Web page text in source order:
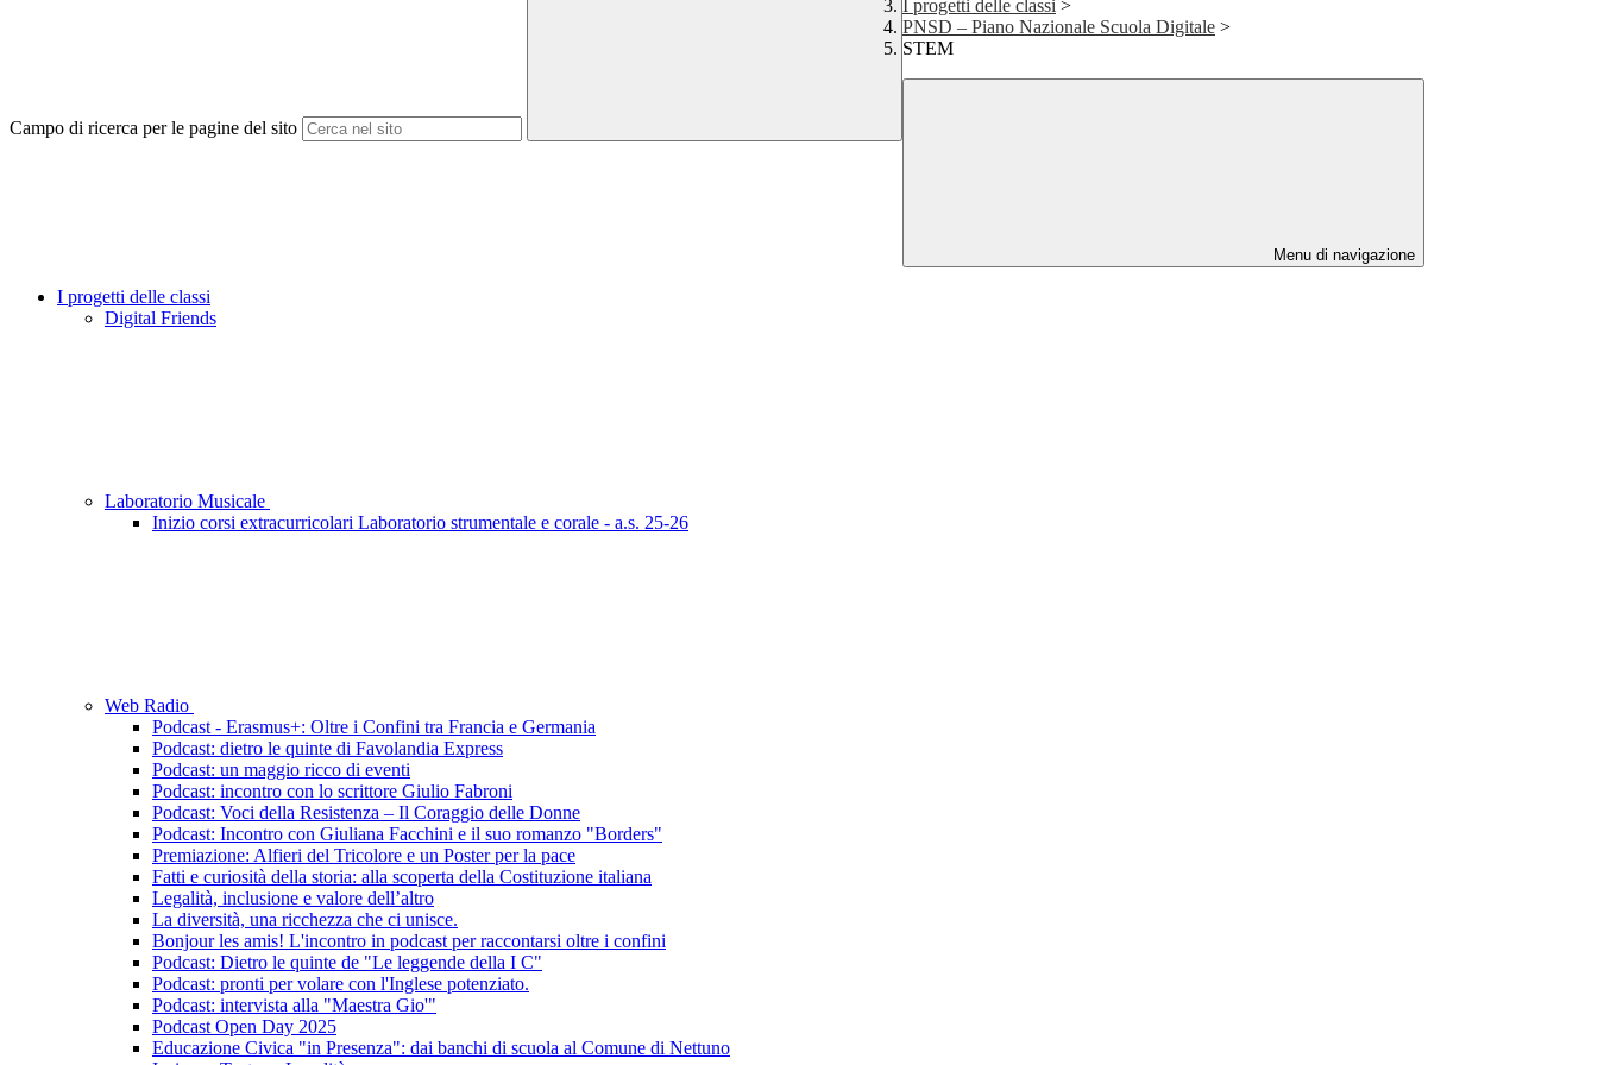
Campo di ricerca per le pagine del sito
I progetti delle classi >
PNSD – Piano Nazionale Scuola Digitale >
STEM
Menu di navigazione
I progetti delle classi
Digital Friends
Laboratorio Musicale
Inizio corsi extracurricolari Laboratorio strumentale e corale - a.s. 25-26
Web Radio
Podcast - Erasmus+: Oltre i Confini tra Francia e Germania
Podcast: dietro le quinte di Favolandia Express
Podcast: un maggio ricco di eventi
Podcast: incontro con lo scrittore Giulio Fabroni
Podcast: Voci della Resistenza – Il Coraggio delle Donne
Podcast: Incontro con Giuliana Facchini e il suo romanzo "Borders"
Premiazione: Alfieri del Tricolore e un Poster per la pace
Fatti e curiosità della storia: alla scoperta della Costituzione italiana
Legalità, inclusione e valore dell’altro
La diversità, una ricchezza che ci unisce.
Bonjour les amis! L'incontro in podcast per raccontarsi oltre i confini
Podcast: Dietro le quinte de "Le leggende della I C"
Podcast: pronti per volare con l'Inglese potenziato.
Podcast: intervista alla "Maestra Gio'"
Podcast Open Day 2025
Educazione Civica "in Presenza": dai banchi di scuola al Comune di Nettuno